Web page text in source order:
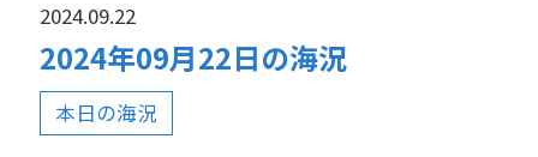
2024.09.22
2024年09月22日の海況
本日の海況